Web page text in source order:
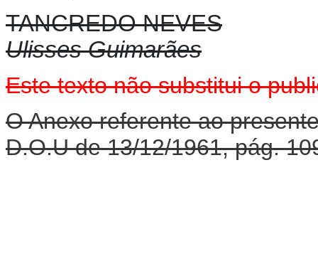
TANCREDO NEVES
Ulisses Guimarães
Este texto não substitui o
O Anexo referente ao
D.O.U de 13/12/1961, pág.